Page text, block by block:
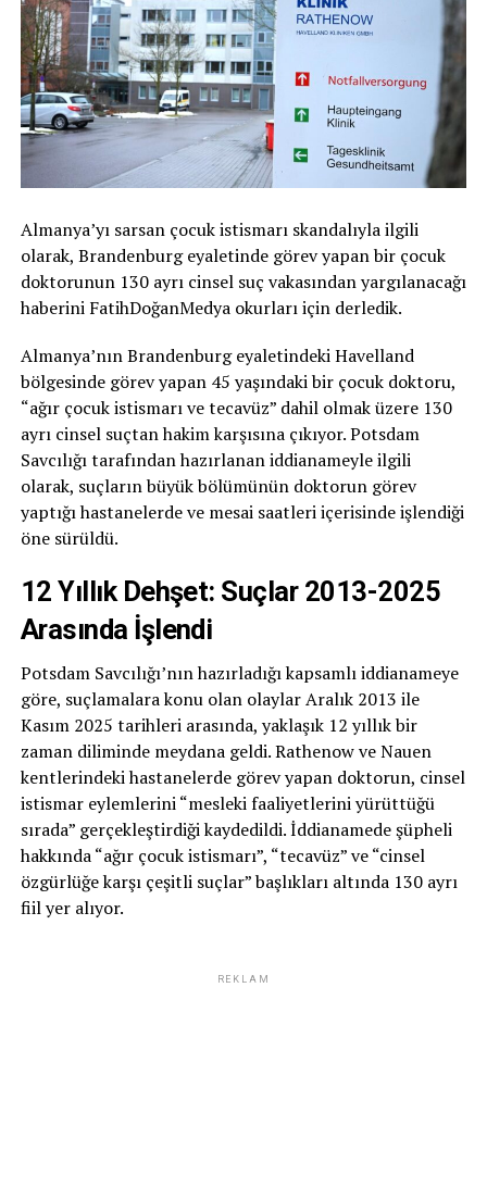
Almanya’yı sarsan çocuk istismarı skandalıyla ilgili
olarak, Brandenburg eyaletinde görev yapan bir çocuk
doktorunun 130 ayrı cinsel suç vakasından yargılanacağı
haberini FatihDoğanMedya okurları için derledik.
Almanya’nın Brandenburg eyaletindeki Havelland
bölgesinde görev yapan 45 yaşındaki bir çocuk doktoru,
“ağır çocuk istismarı ve tecavüz” dahil olmak üzere 130
ayrı cinsel suçtan hakim karşısına çıkıyor. Potsdam
Savcılığı tarafından hazırlanan iddianameyle ilgili
olarak, suçların büyük bölümünün doktorun görev
yaptığı hastanelerde ve mesai saatleri içerisinde işlendiği
öne sürüldü.
12 Yıllık Dehşet: Suçlar 2013-2025
Arasında İşlendi
Potsdam Savcılığı’nın hazırladığı kapsamlı iddianameye
göre, suçlamalara konu olan olaylar Aralık 2013 ile
Kasım 2025 tarihleri arasında, yaklaşık 12 yıllık bir
zaman diliminde meydana geldi. Rathenow ve Nauen
kentlerindeki hastanelerde görev yapan doktorun, cinsel
istismar eylemlerini “mesleki faaliyetlerini yürüttüğü
sırada” gerçekleştirdiği kaydedildi. İddianamede şüpheli
hakkında “ağır çocuk istismarı”, “tecavüz” ve “cinsel
özgürlüğe karşı çeşitli suçlar” başlıkları altında 130 ayrı
fiil yer alıyor.
REKLAM